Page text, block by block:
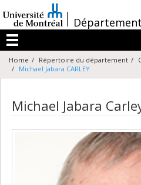
au
contenu
/
Menu
Home Répertoire du département
Michael Jabara CARLEY
Michael Jabara